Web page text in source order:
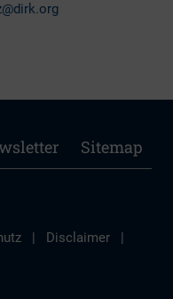
@dirk.org
Sitemap
Disclaimer